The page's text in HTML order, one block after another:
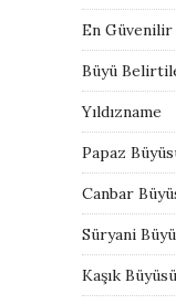
En
Büyü
Yıldızname
Papaz
Canbar
Süryani
Kaşık Büyüsü